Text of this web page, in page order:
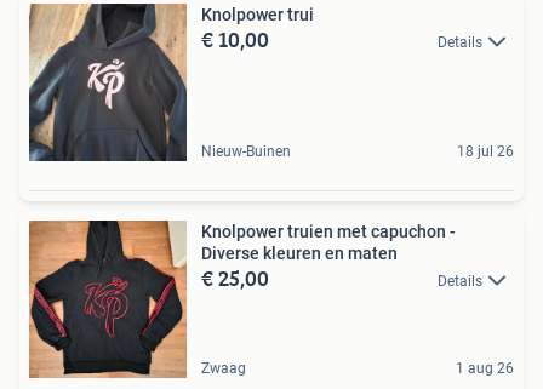
Knolpower trui
€ 10,00 Details
Nieuw-Buinen 18 jul 26
Knolpower truien met capuchon -
Diverse kleuren en maten
€ 25,00 Details
Zwaag 1 aug 26